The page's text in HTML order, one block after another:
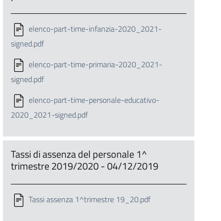
elenco-part-time-infanzia-2020_2021-
signed.pdf
elenco-part-time-primaria-2020_2021-
signed.pdf
elenco-part-time-personale-educativo-
2020_2021-signed.pdf
Tassi di assenza del personale 1^
trimestre 2019/2020 - 04/12/2019
Tassi assenza 1^trimestre 19_20.pdf